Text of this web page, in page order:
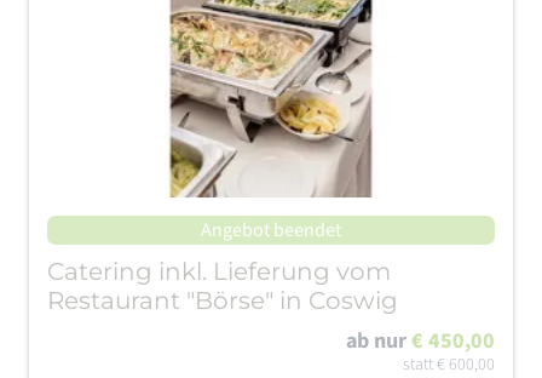
Angebot beendet
Catering inkl. Lieferung vom
Restaurant "Börse" in Coswig
ab nur€ 450,00
statt€ 600,00